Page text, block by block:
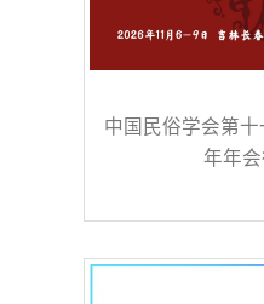
中国民俗学会第
年年